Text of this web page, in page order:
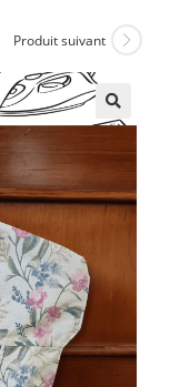
Produit suivant